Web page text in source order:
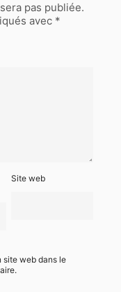
pas publiée.
avec *
Site web
site web dans le